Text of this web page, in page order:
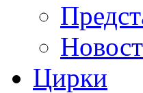
Цирки